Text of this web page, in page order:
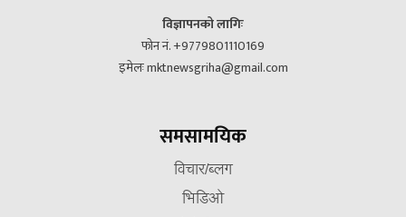
विज्ञापनको लागिः
फोन नं. +9779801110169
इमेलः mktnewsgriha@gmail.com
समसामयिक
विचार/ब्लग
भिडिओ